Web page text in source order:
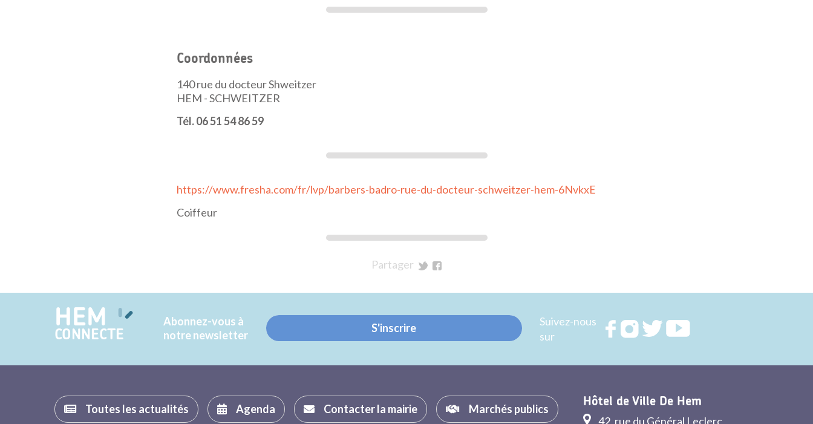
Coordonnées
140 rue du docteur Shweitzer
HEM - SCHWEITZER
Tél. 06 51 54 86 59
https://www.fresha.com/fr/lvp/barbers-badro-rue-du-docteur-schweitzer-hem-6NvkxE
Coiffeur
Partager
Twitter
Facebook
HEM
CONNECTE
Abonnez-vous à
notre newsletter
S'inscrire
Suivez-nous
sur
RejoignezRejoignezRejoignez
Toutes les actualités Agenda Contacter la mairie Marchés publics
Hôtel de Ville De Hem
42, rue du Général Leclerc